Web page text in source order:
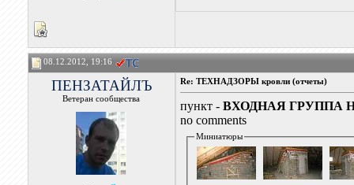
08.12.2012, 19:16
ПЕНЗАТАЙЛЪ
Ветеран сообщества
Re: ТЕХНАДЗОРЫ кровли (отчеты)
пункт - ВХОДНАЯ ГРУППА
no comments
Миниатюры